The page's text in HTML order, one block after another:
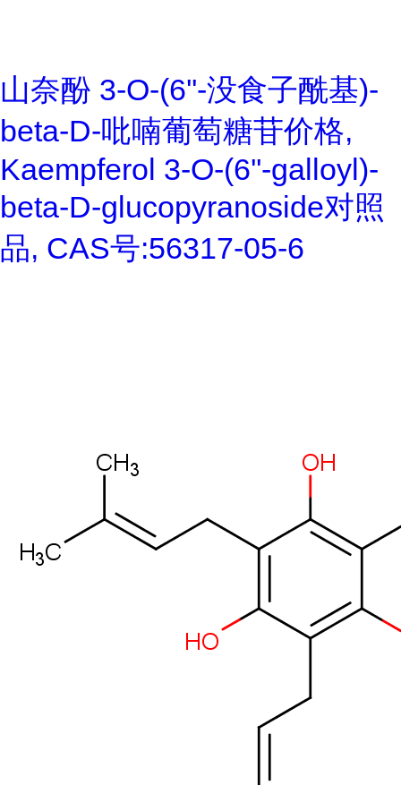
山奈酚 3-O-(6''-没食子酰基)-
beta-D-吡喃葡萄糖苷价格,
Kaempferol 3-O-(6''-galloyl)-
beta-D-glucopyranoside对照
品, CAS号:56317-05-6